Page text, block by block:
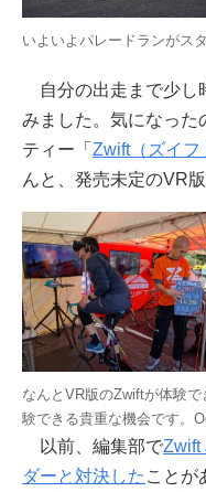
いよいよパレードランがス
自分の出走まで少し
みました。気になった
ティー「 Zwift（ズイフ
んと、発売未定のVR
なんとVR版のZwiftが体験
験できる貴重な機会です。
以前、編集部でZwift
ダーと対決した ことが